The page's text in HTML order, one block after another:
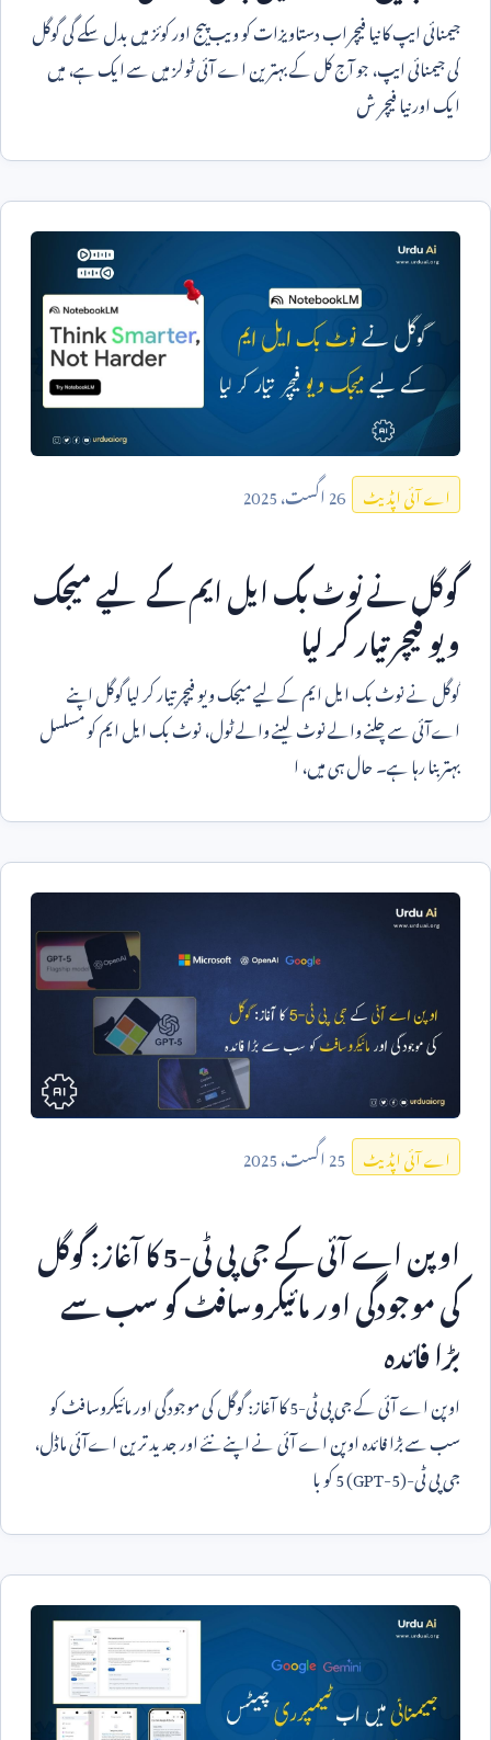
جیمنائی ایپ کا نیا فیچراب دستاویزات کو ویب پیج اور کوئز میں بدل سکے گی گوگل
کی جیمنائی ایپ، جو آج کل کے بہترین اے آئی ٹولز میں سے ایک ہے، میں
ایک اور نیا فیچر ش
اے آئی اپڈیٹ 26اگست،2025
گوگل نے نوٹ بک ایل ایم کے لیے میجک
ویو فیچر تیار کر لیا
گوگل نے نوٹ بک ایل ایم کے لیے میجک ویو فیچر تیار کر لیا گوگل اپنے
اےآئی سے چلنے والے نوٹ لینے والے ٹول، نوٹ بک ایل ایم کو مسلسل
بہتر بنا رہا ہے۔ حال ہی میں، ا
اے آئی اپڈیٹ 25اگست،2025
اوپن اے آئی کے جی پی ٹی-5کا آغاز: گوگل
کی موجودگی اور مائیکروسافٹ کو سب سے
بڑا فائدہ
اوپن اے آئی کے جی پی ٹی-5کا آغاز: گوگل کی موجودگی اور مائیکروسافٹ کو
سب سے بڑا فائدہ اوپن اے آئی نے اپنے نئے اور جدید ترین اےآئی ماڈل،
جی پی ٹی-5 (GPT-5)کو با